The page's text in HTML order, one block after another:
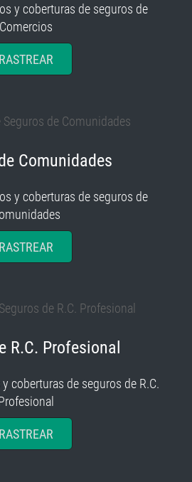
y coberturas de seguros de
Comercios
RASTREAR
Comunidades
y coberturas de seguros de
RASTREAR
R.C. Profesional
coberturas de seguros de R.C.
RASTREAR